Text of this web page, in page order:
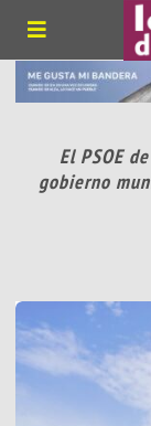
El PSOE
gobierno